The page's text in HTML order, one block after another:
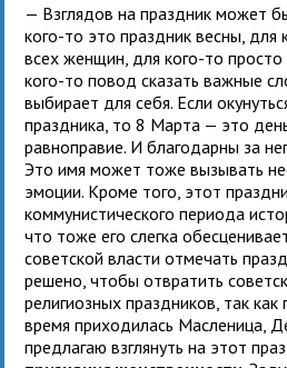
— Взглядов на праздник может
кого-то это праздник весны, для
всех женщин, для кого-то
кого-то повод сказать важные
выбирает для себя. Если
праздника, то 8 Марта — это
равноправие. И благодарны за
Это имя может тоже вызывать
эмоции. Кроме того, этот
коммунистического периода
что тоже его слегка
советской власти отмечать
решено, чтобы отвратить
религиозных праздников, так
время приходилась Масленица,
предлагаю взглянуть на этот